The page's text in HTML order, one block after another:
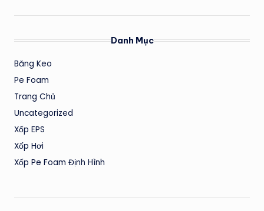
Danh Mục
Băng Keo
Pe Foam
Trang Chủ
Uncategorized
Xốp EPS
Xốp Hơi
Xốp Pe Foam Định Hình